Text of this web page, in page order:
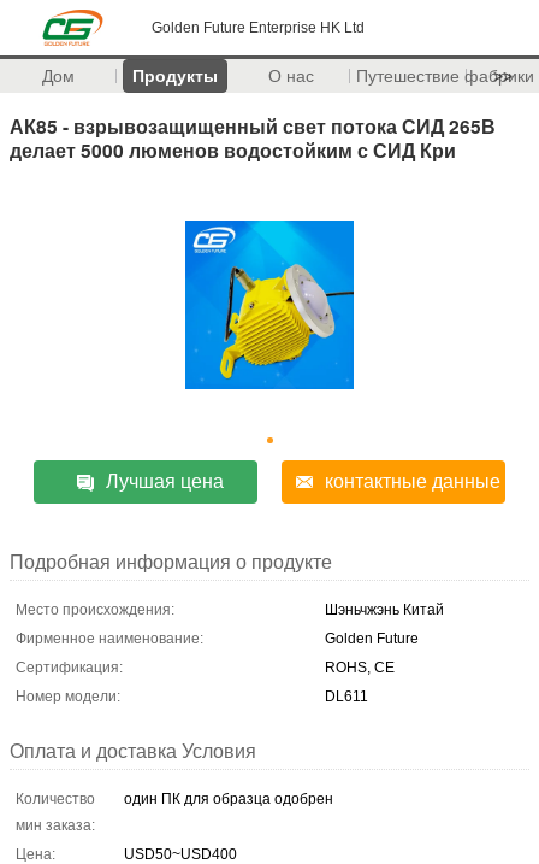
Golden Future Enterprise HK Ltd
Дом Продукты О нас Путешествие фабрики
>>
АК85 - взрывозащищенный свет потока СИД 265В
делает 5000 люменов водостойким с СИД Кри
Лучшая цена контактные данные
Подробная информация о продукте
Место происхождения:
Шэньчжэнь Китай
Фирменное наименование:
Golden Future
Сертификация:
ROHS, CE
Номер модели:
DL611
Оплата и доставка Условия
Количество
мин заказа:
один ПК для образца одобрен
Цена:
USD50~USD400